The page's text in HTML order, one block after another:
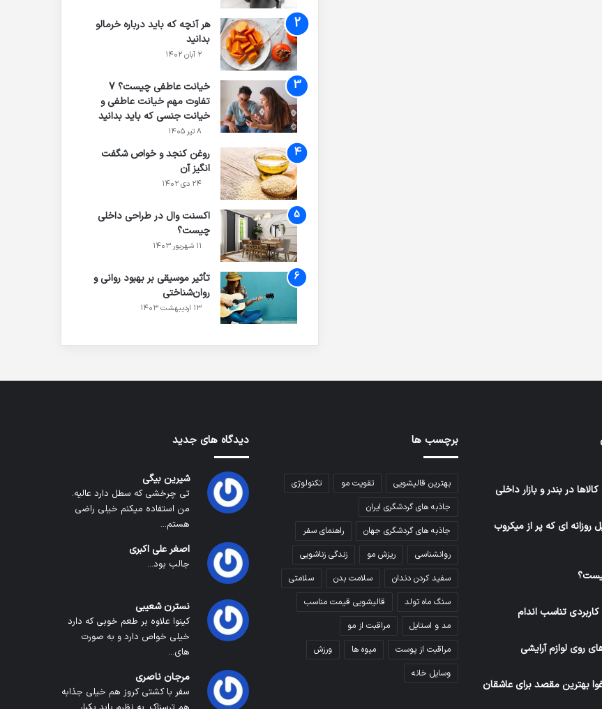
هر آنچه که باید درباره خرمالو
بدانید
۲ آبان ۱۴۰۲
خیانت عاطفی چیست؟ 7
تفاوت مهم خیانت عاطفی و
خیانت جنسی که باید بدانید
۸ تیر ۱۴۰۵
روغن کنجد و خواص شگفت
انگیز آن
۲۴ دی ۱۴۰۲
اکسنت وال در طراحی داخلی
چیست؟
۱۱ شهریور ۱۴۰۳
تأثیر موسیقی بر بهبود روانی و
روان‌شناختی
۱۳ اردیبهشت ۱۴۰۳
در بندر و بازار داخلی
روزانه ای که پر از میکروب
تناسب اندام
روی لوازم آرایشی
بهترین مقصد برای عاشقان
برچسب ها
بهترین قالیشویی تقویت مو
تکنولوژی
جاذبه های گردشگری ایران
جاذبه های گردشگری جهان
راهنمای سفر
روانشناسی
ریزش مو
زندگی زناشویی
سفید کردن دندان
سلامت بدن
سلامتی
سنگ ماه تولد
قالیشویی قیمت مناسب
مد و استایل
مراقبت از مو
مراقبت از پوست
میوه ها
ورزش
وسایل خانه
دیدگاه های جدید
شیرین بیگی
تی چرخشی که سطل دارد عالیه.
من استفاده میکنم خیلی راضی
هستم...
اصغر علی اکبری
جالب بود...
نسترن شعیبی
کینوا علاوه بر طعم خوبی که دارد
خیلی خواص دارد و به صورت
های...
مرجان ناصری
سفر با کشتی کروز هم خیلی جذابه